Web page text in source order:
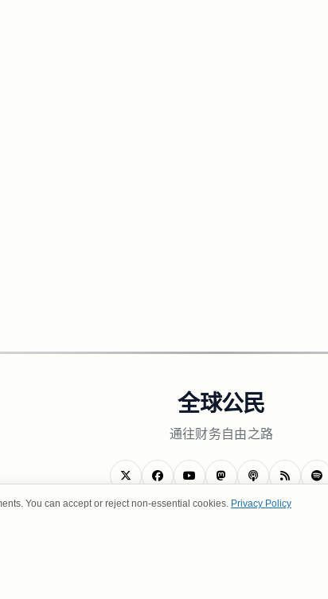
全球公民
通往财务自由之路
You can accept or reject non-essential cookies. Privacy Policy